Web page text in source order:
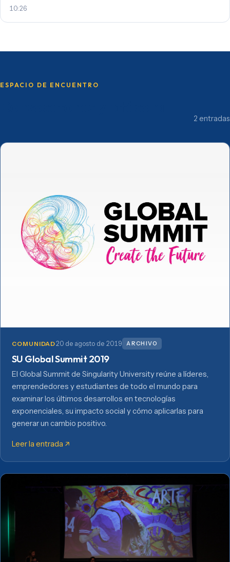
10:26
ESPACIO DE ENCUENTRO
2 entradas
COMUNIDAD20 de agosto de 2019 ARCHIVO
SU Global Summit 2019
El Global Summit de Singularity University reúne a líderes,
emprendedores y estudiantes de todo el mundo para
examinar los últimos desarrollos en tecnologías
exponenciales, su impacto social y cómo aplicarlas para
generar un cambio positivo.
Leer la entrada